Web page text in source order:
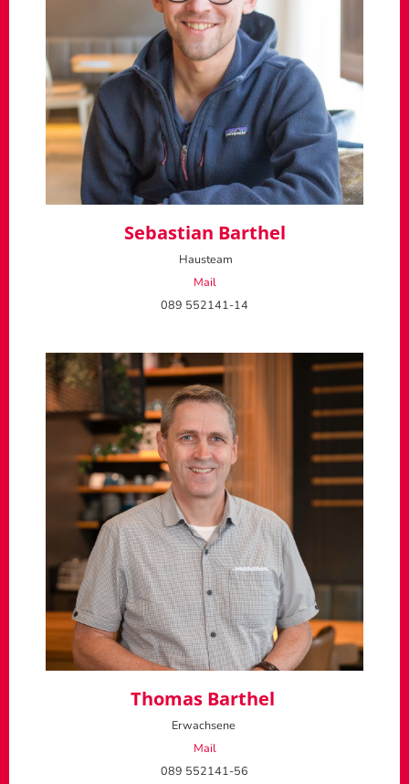
Sebastian Barthel
Hausteam
Mail
089 552141-14
Thomas Barthel
Erwachsene
Mail
089 552141-56